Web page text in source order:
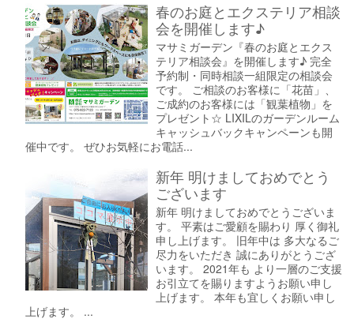
春のお庭とエクステリア相談
会を開催します♪
マサミガーデン『春のお庭とエクス
テリア相談会』を開催します♪ 完全
予約制・同時相談一組限定の相談会
です。 ご相談のお客様に「花苗」、
ご成約のお客様には「観葉植物」を
プレゼント☆ LIXILのガーデンルーム
キャッシュバックキャンペーンも開
催中です。 ぜひお気軽にお電話...
新年 明けましておめでとう
ございます
新年 明けましておめでとうございま
す。 平素はご愛顧を賜わり 厚く御礼
申し上げます。 旧年中は 多大なるご
尽力をいただき 誠にありがとうござ
います。 2021年も より一層のご支援
お引立てを賜りますようお願い申し
上げます。 本年も宜しくお願い申し
上げます。 ...